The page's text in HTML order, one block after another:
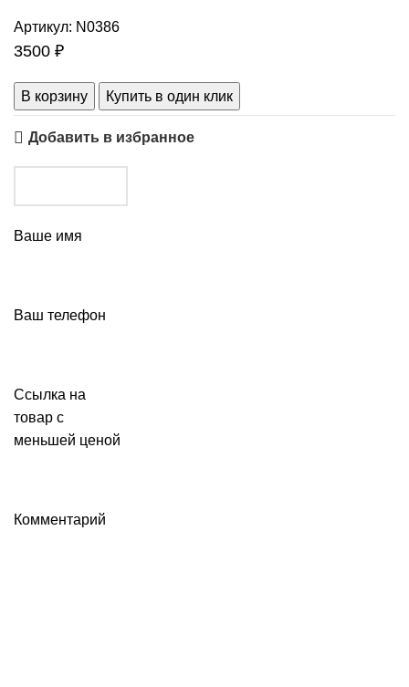
Артикул: N0386
3500 ₽
В корзину Купить в один клик
Добавить в избранное
Ваше имя
Ваш телефон
Ссылка на
товар с
меньшей ценой
Комментарий